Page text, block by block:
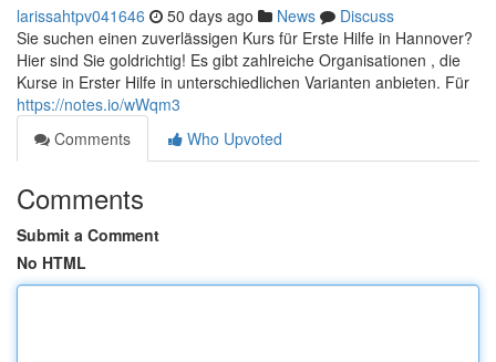
larissahtpv041646 50 days ago News
Discuss
Sie suchen einen zuverlässigen Kurs für Erste Hilfe in Hannover?
Hier sind Sie goldrichtig! Es gibt zahlreiche Organisationen , die
Kurse in Erster Hilfe in unterschiedlichen Varianten anbieten. Für
https://notes.io/wWqm3
Comments
Who Upvoted
Comments
Submit a Comment
No HTML